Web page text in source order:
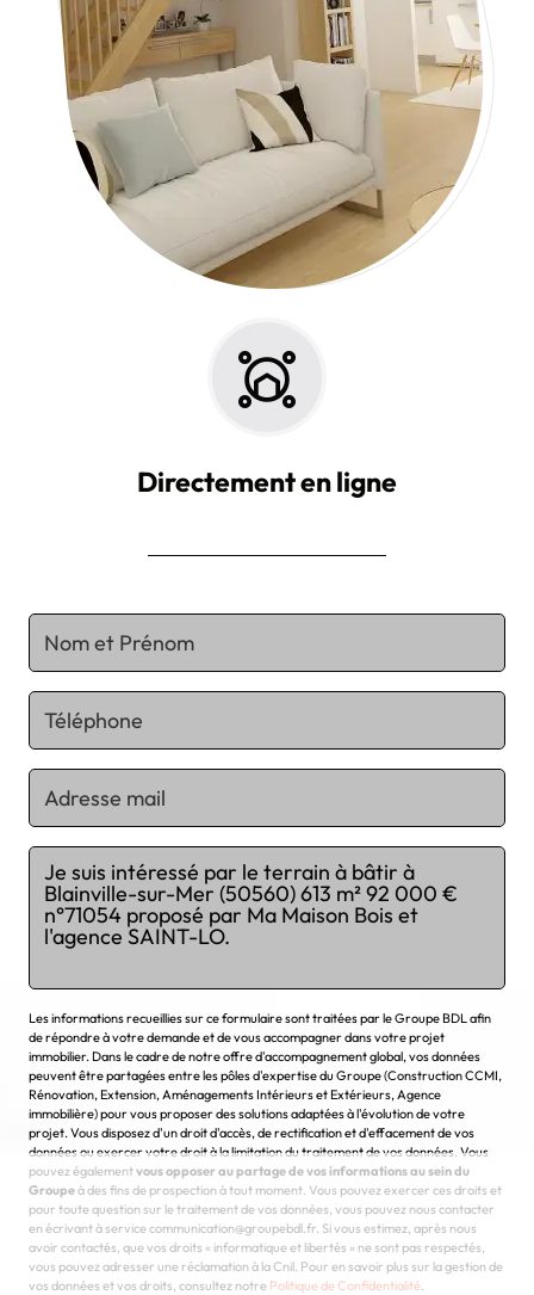
Directement en ligne
Chargement...
Les informations recueillies sur ce formulaire sont traitées par le Groupe BDL afin
de répondre à votre demande et de vous accompagner dans votre projet
immobilier. Dans le cadre de notre offre d'accompagnement global, vos données
peuvent être partagées entre les pôles d'expertise du Groupe (Construction CCMI,
Rénovation, Extension, Aménagements Intérieurs et Extérieurs, Agence
immobilière) pour vous proposer des solutions adaptées à l'évolution de votre
projet. Vous disposez d'un droit d'accès, de rectification et d'effacement de vos
données ou exercer votre droit à la limitation du traitement de vos données. Vous
pouvez égalementvous opposer au partage de vos informations au sein du
Groupeà des fins de prospection à tout moment. Vous pouvez exercer ces droits et
pour toute question sur le traitement de vos données, vous pouvez nous contacter
en écrivant à service communication@groupebdl.fr. Si vous estimez, après nous
avoir contactés, que vos droits « informatique et libertés » ne sont pas respectés,
vous pouvez adresser une réclamation à la Cnil. Pour en savoir plus sur la gestion de
vos données et vos droits, consultez notre Politique de Confidentialité